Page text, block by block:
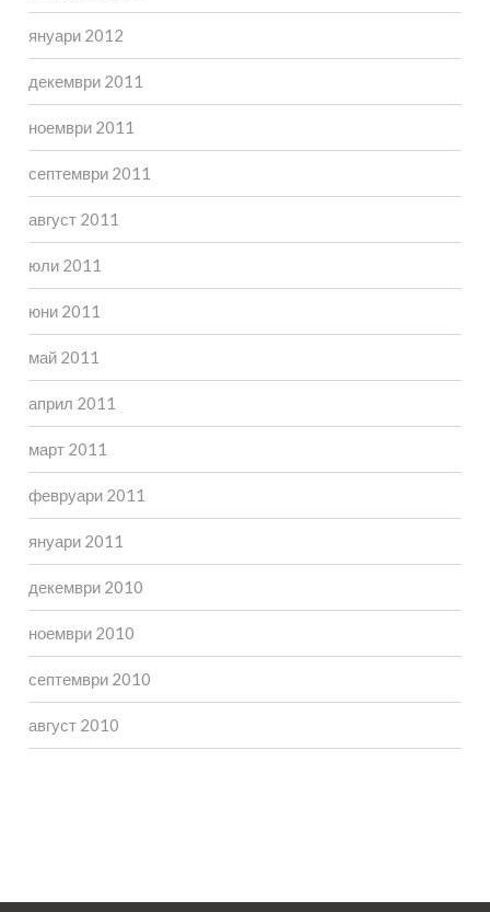
януари 2012
декември 2011
ноември 2011
септември 2011
август 2011
юли 2011
юни 2011
май 2011
април 2011
март 2011
февруари 2011
януари 2011
декември 2010
ноември 2010
септември 2010
август 2010